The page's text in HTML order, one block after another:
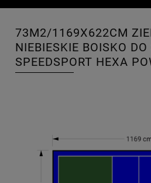
73M2/1169X622CM
NIEBIESKIE BOISKO
SPEEDSPORT HEXA